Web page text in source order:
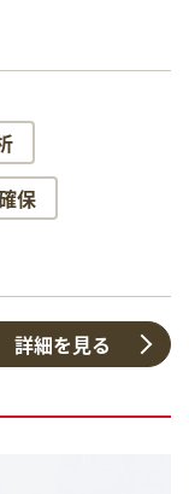
保
詳細を見る